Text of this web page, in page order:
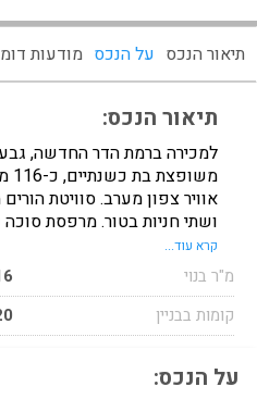
תיאור הנכס על הנכס מודעות
תיאור הנכס:
אוויר צפון מערב. סוויטת
מוארת, נעימה ומוכנה לכניסה.
קרא עוד...
מ"ר בנוי
קומות בבניין
20+
על הנכס: